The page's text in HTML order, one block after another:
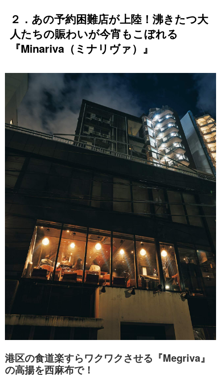
２．あの予約困難店が上陸！沸きたつ大
人たちの賑わいが今宵もこぼれる
『Minariva（ミナリヴァ）』
港区の食道楽すらワクワクさせる『Megriva』
の高揚を西麻布で！